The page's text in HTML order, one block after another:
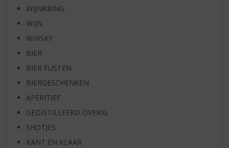
WIJNKRING
WIJN
WHISKY
BIER
BIER FUSTEN
BIERGESCHENKEN
APERITIEF
GEDISTILLEERD OVERIG
SHOTJES
KANT EN KLAAR